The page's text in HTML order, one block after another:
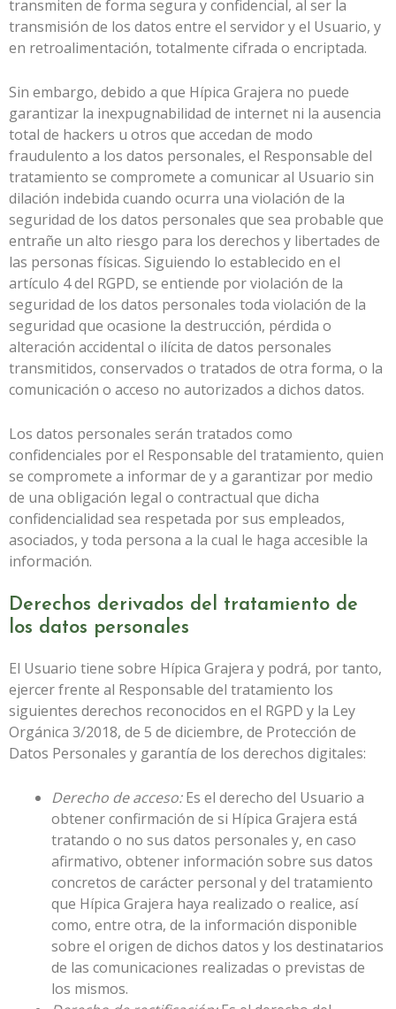
transmiten de forma segura y confidencial, al ser la
transmisión de los datos entre el servidor y el Usuario, y
en retroalimentación, totalmente cifrada o encriptada.
Sin embargo, debido a que Hípica Grajera no puede
garantizar la inexpugnabilidad de internet ni la ausencia
total de hackers u otros que accedan de modo
fraudulento a los datos personales, el Responsable del
tratamiento se compromete a comunicar al Usuario sin
dilación indebida cuando ocurra una violación de la
seguridad de los datos personales que sea probable que
entrañe un alto riesgo para los derechos y libertades de
las personas físicas. Siguiendo lo establecido en el
artículo 4 del RGPD, se entiende por violación de la
seguridad de los datos personales toda violación de la
seguridad que ocasione la destrucción, pérdida o
alteración accidental o ilícita de datos personales
transmitidos, conservados o tratados de otra forma, o la
comunicación o acceso no autorizados a dichos datos.
Los datos personales serán tratados como
confidenciales por el Responsable del tratamiento, quien
se compromete a informar de y a garantizar por medio
de una obligación legal o contractual que dicha
confidencialidad sea respetada por sus empleados,
asociados, y toda persona a la cual le haga accesible la
información.
Derechos derivados del tratamiento de
los datos personales
El Usuario tiene sobre Hípica Grajera y podrá, por tanto,
ejercer frente al Responsable del tratamiento los
siguientes derechos reconocidos en el RGPD y la Ley
Orgánica 3/2018, de 5 de diciembre, de Protección de
Datos Personales y garantía de los derechos digitales:
Derecho de acceso:Es el derecho del Usuario a
obtener confirmación de si Hípica Grajera está
tratando o no sus datos personales y, en caso
afirmativo, obtener información sobre sus datos
concretos de carácter personal y del tratamiento
que Hípica Grajera haya realizado o realice, así
como, entre otra, de la información disponible
sobre el origen de dichos datos y los destinatarios
de las comunicaciones realizadas o previstas de
los mismos.